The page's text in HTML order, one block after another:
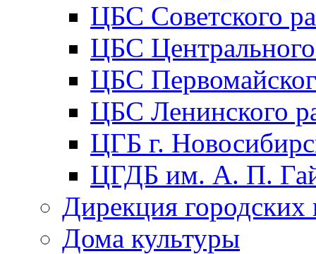
ЦБС Советского
ЦБС
ЦБС
ЦБС Ленинского
ЦГБ г.
ЦГДБ им. А. П.
Дирекция городских
Дома культуры